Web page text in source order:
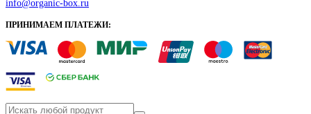
info@organic-box.ru
ПРИНИМАЕМ ПЛАТЕЖИ: